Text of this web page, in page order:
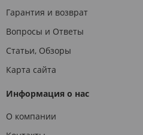
Гарантия и возврат
Вопросы и Ответы
Статьи, Обзоры
Карта сайта
Информация о нас
О компании